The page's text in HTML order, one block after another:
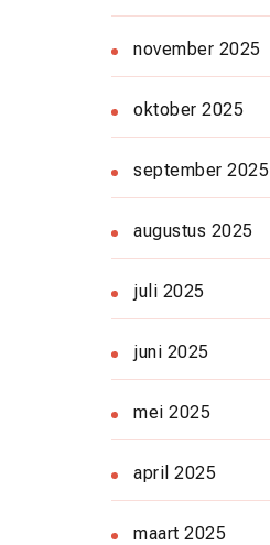
november 2025
oktober 2025
september 2025
augustus 2025
juli 2025
juni 2025
mei 2025
april 2025
maart 2025